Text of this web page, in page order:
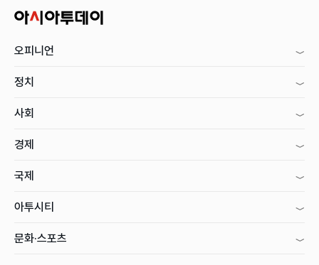
오피니언
정치
사회
경제
국제
아투시티
문화·스포츠